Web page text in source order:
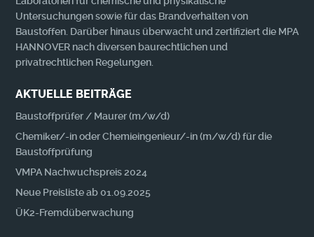
Untersuchungen sowie für das Brandverhalten von
Baustoffen. Darüber hinaus überwacht und zertifiziert die MPA
HANNOVER nach diversen baurechtlichen und
privatrechtlichen Regelungen.
AKTUELLE BEITRÄGE
Baustoffprüfer / Maurer (m/w/d)
Chemiker/-in oder Chemieingenieur/-in (m/w/d) für die
Baustoffprüfung
VMPA Nachwuchspreis 2024
Neue Preisliste ab 01.09.2025
ÜK2-Fremdüberwachung